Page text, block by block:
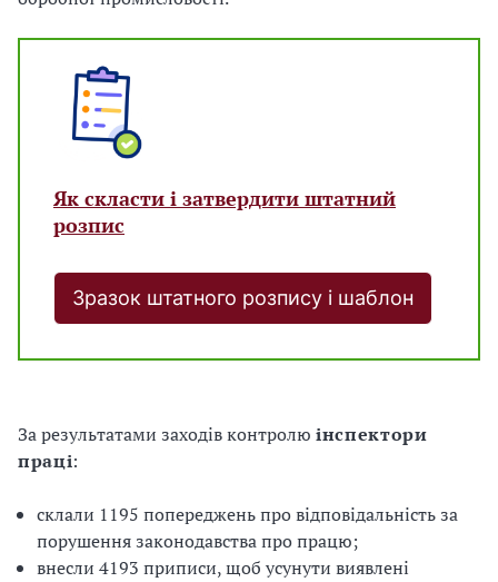
Як скласти і затвердити штатний
розпис
Зразок штатного розпису і шаблон
За результатами заходів контролю інспектори
праці:
склали 1195 попереджень про відповідальність за
порушення законодавства про працю;
внесли 4193 приписи, щоб усунути виявлені